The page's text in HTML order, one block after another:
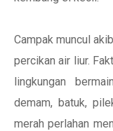
Campak muncul
percikan air liur.
lingkungan
demam, batuk,
merah perlahan